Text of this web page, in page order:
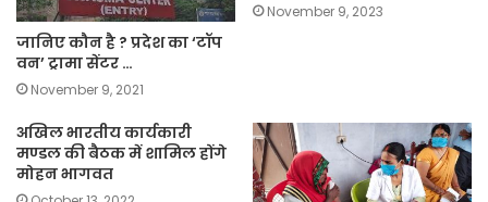
जानिए कौन है ? प्रदेश का ‘टॉप
वन’ ट्रामा सेंटर …
November 9, 2021
November 9, 2023
अखिल भारतीय कार्यकारी
मण्डल की बैठक में शामिल होंगे
मोहन भागवत